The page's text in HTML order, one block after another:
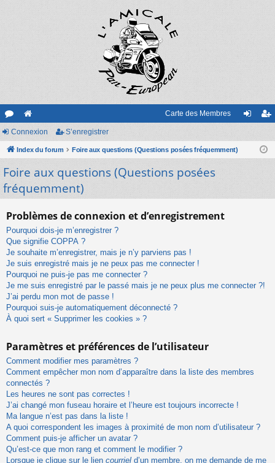
or
u
m
s
e
sit
e
Carte des Membres
nr
Connexion S’enregistrer
Index du forum Foire aux questions (Questions posées fréquemment)
Foire aux questions (Questions posées
fréquemment)
Problèmes de connexion et d’enregistrement
Pourquoi dois-je m’enregistrer ?
Que signifie COPPA ?
Je souhaite m’enregistrer, mais je n’y parviens pas !
Je suis enregistré mais je ne peux pas me connecter !
Pourquoi ne puis-je pas me connecter ?
Je me suis enregistré par le passé mais je ne peux plus me connecter ?!
J’ai perdu mon mot de passe !
Pourquoi suis-je automatiquement déconnecté ?
À quoi sert « Supprimer les cookies » ?
Paramètres et préférences de l’utilisateur
Comment modifier mes paramètres ?
Comment empêcher mon nom d’apparaître dans la liste des membres
connectés ?
Les heures ne sont pas correctes !
J’ai changé mon fuseau horaire et l’heure est toujours incorrecte !
Ma langue n’est pas dans la liste !
A quoi correspondent les images à proximité de mon nom d’utilisateur ?
Comment puis-je afficher un avatar ?
Qu’est-ce que mon rang et comment le modifier ?
Lorsque je clique sur le lien courriel d’un membre, on me demande de me